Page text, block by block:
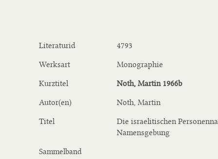
Literaturid 4793
Werksart Monographie
Kurztitel Noth, Martin 1966b
Autor(en) Noth, Martin
Titel
Die israelitischen
Namensgebung
Sammelband